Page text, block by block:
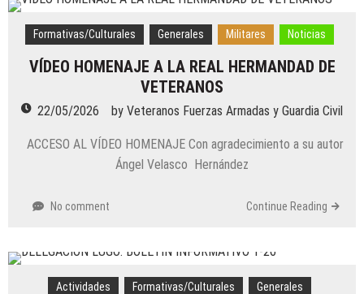
Formativas/Culturales Generales Militares Noticias
VÍDEO HOMENAJE A LA REAL HERMANDAD DE
VETERANOS
22/05/2026 by Veteranos Fuerzas Armadas y Guardia Civil
ACCESO AL VÍDEO HOMENAJE Con agradecimiento a su autor
Ángel Velasco Hernández
No comment Continue Reading
Actividades Formativas/Culturales
Generales